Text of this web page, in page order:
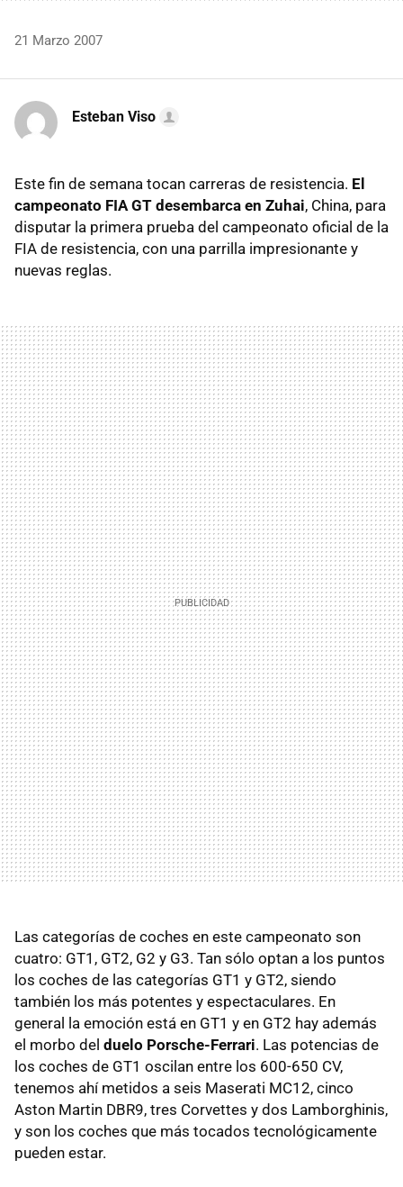
21 Marzo 2007
Esteban Viso
Este fin de semana tocan carreras de resistencia. El
campeonato FIA GT desembarca en Zuhai, China, para
disputar la primera prueba del campeonato oficial de la
FIA de resistencia, con una parrilla impresionante y
nuevas reglas.
Las categorías de coches en este campeonato son
cuatro: GT1, GT2, G2 y G3. Tan sólo optan a los puntos
los coches de las categorías GT1 y GT2, siendo
también los más potentes y espectaculares. En
general la emoción está en GT1 y en GT2 hay además
el morbo del duelo Porsche-Ferrari. Las potencias de
los coches de GT1 oscilan entre los 600-650 CV,
tenemos ahí metidos a seis Maserati MC12, cinco
Aston Martin DBR9, tres Corvettes y dos Lamborghinis,
y son los coches que más tocados tecnológicamente
pueden estar.